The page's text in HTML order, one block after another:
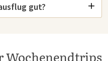
gut?
Wochenendtrips